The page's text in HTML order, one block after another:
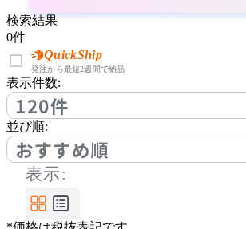
aluna
アルナ
Andreu World
アンドリューワールド
ANONIMA CASTELLI
検索結果
0件
QuickShip
発注から最短2週間で納品
表示件数:
120件
並び順:
おすすめ順
表示: